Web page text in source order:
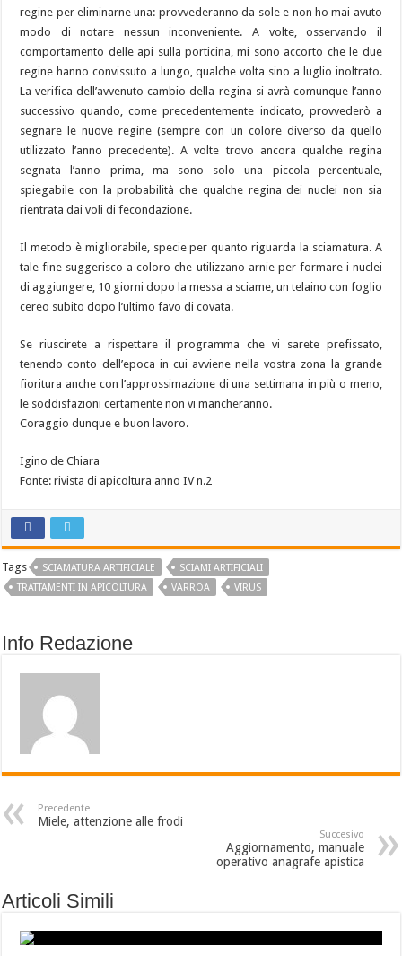
regine per eliminarne una: provvederanno da sole e non ho mai avuto
modo di notare nessun inconveniente. A volte, osservando il
comportamento delle api sulla porticina, mi sono accorto che le due
regine hanno convissuto a lungo, qualche volta sino a luglio inoltrato.
La verifica dell’avvenuto cambio della regina si avrà comunque l’anno
successivo quando, come precedentemente indicato, provvederò a
segnare le nuove regine (sempre con un colore diverso da quello
utilizzato l’anno precedente). A volte trovo ancora qualche regina
segnata l’anno prima, ma sono solo una piccola percentuale,
spiegabile con la probabilità che qualche regina dei nuclei non sia
rientrata dai voli di fecondazione.
Il metodo è migliorabile, specie per quanto riguarda la sciamatura. A
tale fine suggerisco a coloro che utilizzano arnie per formare i nuclei
di aggiungere, 10 giorni dopo la messa a sciame, un telaino con foglio
cereo subito dopo l’ultimo favo di covata.
Se riuscirete a rispettare il programma che vi sarete prefissato,
tenendo conto dell’epoca in cui avviene nella vostra zona la grande
fioritura anche con l’approssimazione di una settimana in più o meno,
le soddisfazioni certamente non vi mancheranno.
Coraggio dunque e buon lavoro.
Igino de Chiara
Fonte: rivista di apicoltura anno IV n.2
Tags SCIAMATURA ARTIFICIALE
SCIAMI ARTIFICIALI
TRATTAMENTI IN APICOLTURA
VARROA VIRUS
Info Redazione
Precedente
Miele, attenzione alle frodi
Succesivo
Aggiornamento, manuale
operativo anagrafe apistica
Articoli Simili